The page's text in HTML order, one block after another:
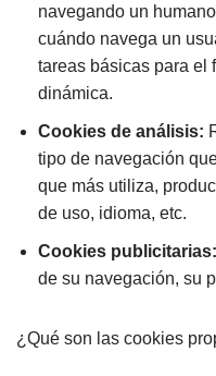
navegando un
cuándo navega un
tareas básicas para el
dinámica.
Cookies de análisis:
tipo de navegación
que más utiliza,
de uso, idioma, etc.
Cookies publicitarias:
de su navegación, su
¿Qué son las cookies